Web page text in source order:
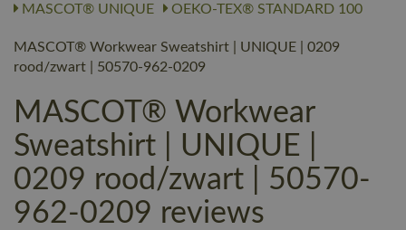
MASCOT® UNIQUE
OEKO-TEX® STANDARD 100
MASCOT® Workwear Sweatshirt | UNIQUE | 0209
rood/zwart | 50570-962-0209
MASCOT® Workwear
Sweatshirt | UNIQUE |
0209 rood/zwart | 50570-
962-0209 reviews